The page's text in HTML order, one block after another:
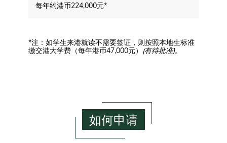
每年约港币224,000元*
*注：如学生来港就读不需要签证，则按照本地生标准
缴交港大学费（每年港币47,000元）
(有待批准)。
如何申请